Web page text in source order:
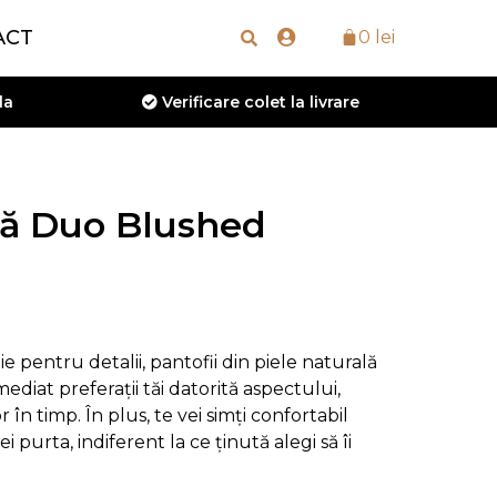
0 lei
Verificare colet la livrare
Duo Blushed
pentru detalii, pantofii din piele naturală
preferații tăi datorită aspectului,
în timp. În plus, te vei simți confortabil
purta, indiferent la ce ținută alegi să îi